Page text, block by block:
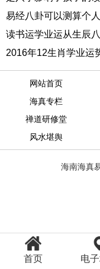
易经八卦可以测算个
2016年12生肖学业运
网站首页
海真专栏
禅道研修堂
风水堪舆
海南海真
首页 电